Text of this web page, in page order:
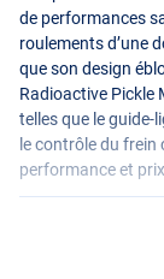
de performances
roulements d’une
que son design
Radioactive Pickle
telles que le guide-
le contrôle du
performance et